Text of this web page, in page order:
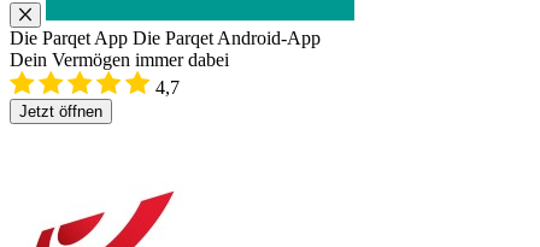
Die Parqet App Die Parqet Android-App
Dein Vermögen immer dabei
4,7
Jetzt öffnen